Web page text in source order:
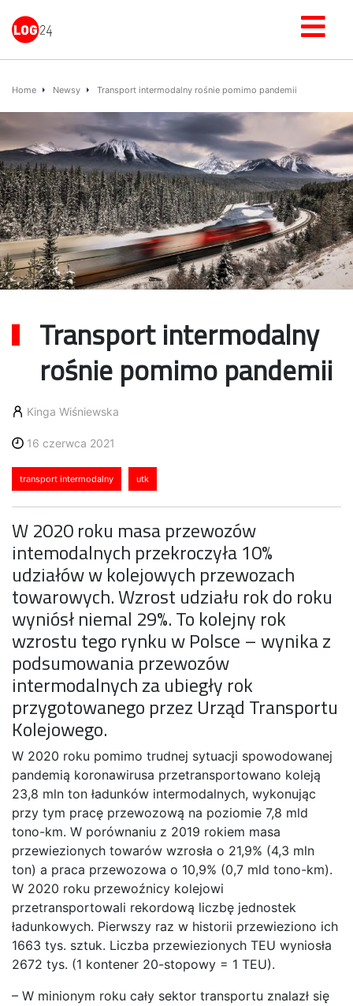
Home Newsy Transport intermodalny rośnie pomimo pandemii
Transport intermodalny
rośnie pomimo pandemii
Kinga Wiśniewska
16 czerwca 2021
transport intermodalny utk
W 2020 roku masa przewozów
intemodalnych przekroczyła 10%
udziałów w kolejowych przewozach
towarowych. Wzrost udziału rok do roku
wyniósł niemal 29%. To kolejny rok
wzrostu tego rynku w Polsce – wynika z
podsumowania przewozów
intermodalnych za ubiegły rok
przygotowanego przez Urząd Transportu
Kolejowego.
W 2020 roku pomimo trudnej sytuacji spowodowanej
pandemią koronawirusa przetransportowano koleją
23,8 mln ton ładunków intermodalnych, wykonując
przy tym pracę przewozową na poziomie 7,8 mld
tono-km. W porównaniu z 2019 rokiem masa
przewiezionych towarów wzrosła o 21,9% (4,3 mln
ton) a praca przewozowa o 10,9% (0,7 mld tono-km).
W 2020 roku przewoźnicy kolejowi
przetransportowali rekordową liczbę jednostek
ładunkowych. Pierwszy raz w historii przewieziono ich
1663 tys. sztuk. Liczba przewiezionych TEU wyniosła
2672 tys. (1 kontener 20-stopowy = 1 TEU).
– W minionym roku cały sektor transportu znalazł się